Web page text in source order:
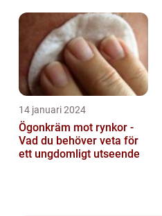
14 januari 2024
Ögonkräm mot rynkor -
Vad du behöver veta för
ett ungdomligt utseende